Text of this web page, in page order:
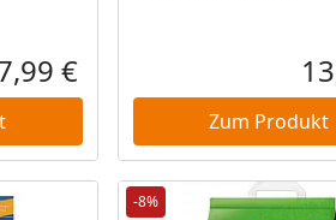
Aktueller Preis
€
Zum Produkt
-8%